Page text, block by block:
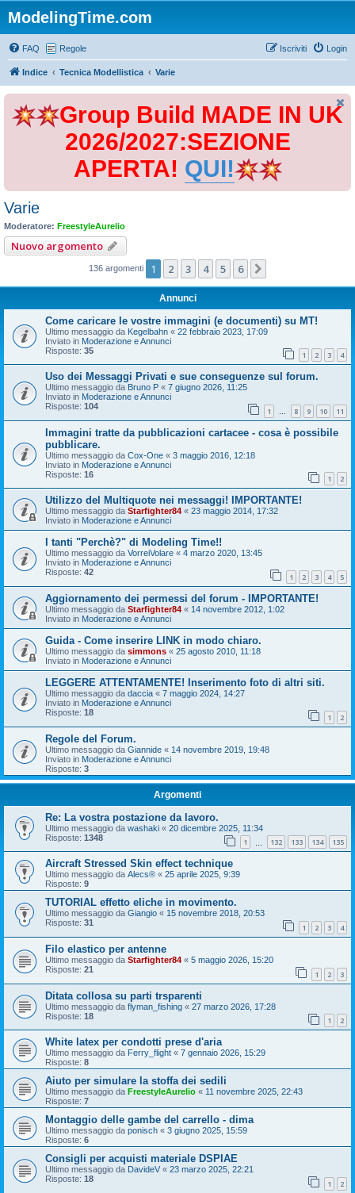
ModelingTime.com
FAQ Regole Login
Iscriviti
Indice Tecnica Modellistica Varie
Group Build MADE IN UK
2026/2027:SEZIONE
APERTA! QUI!
Varie
Moderatore: FreestyleAurelio
Nuovo argomento
136 argomenti 1 2 3 4 5 6
Annunci
Come caricare le vostre immagini (e documenti) su MT!
Ultimo messaggio da Kegelbahn « 22 febbraio 2023, 17:09
Inviato in Moderazione e Annunci
Risposte: 35 1 2 3 4
Uso dei Messaggi Privati e sue conseguenze sul forum.
Ultimo messaggio da Bruno P « 7 giugno 2026, 11:25
Inviato in Moderazione e Annunci
Risposte: 104 1 … 8 9 10 11
Immagini tratte da pubblicazioni cartacee - cosa è possibile
pubblicare.
Ultimo messaggio da Cox-One « 3 maggio 2016, 12:18
Inviato in Moderazione e Annunci
Risposte: 16 1 2
Utilizzo del Multiquote nei messaggi! IMPORTANTE!
Ultimo messaggio da Starfighter84 « 23 maggio 2014, 17:32
Inviato in Moderazione e Annunci
I tanti "Perchè?" di Modeling Time!!
Ultimo messaggio da VorreiVolare « 4 marzo 2020, 13:45
Inviato in Moderazione e Annunci
Risposte: 42 1 2 3 4 5
Aggiornamento dei permessi del forum - IMPORTANTE!
Ultimo messaggio da Starfighter84 « 14 novembre 2012, 1:02
Inviato in Moderazione e Annunci
Guida - Come inserire LINK in modo chiaro.
Ultimo messaggio da simmons « 25 agosto 2010, 11:18
Inviato in Moderazione e Annunci
LEGGERE ATTENTAMENTE! Inserimento foto di altri siti.
Ultimo messaggio da daccia « 7 maggio 2024, 14:27
Inviato in Moderazione e Annunci
Risposte: 18 1 2
Regole del Forum.
Ultimo messaggio da Giannide « 14 novembre 2019, 19:48
Inviato in Moderazione e Annunci
Risposte: 3
Argomenti
Re: La vostra postazione da lavoro.
Ultimo messaggio da washaki « 20 dicembre 2025, 11:34
Risposte: 1348 1 132 133 134 135
Aircraft Stressed Skin effect technique
Ultimo messaggio da Alecs® « 25 aprile 2025, 9:39
Risposte: 9
TUTORIAL effetto eliche in movimento.
Ultimo messaggio da Giangio « 15 novembre 2018, 20:53
Risposte: 31 1 2 3 4
Filo elastico per antenne
Ultimo messaggio da Starfighter84 « 5 maggio 2026, 15:20
Risposte: 21 1 2 3
Ditata collosa su parti trsparenti
Ultimo messaggio da flyman_fishing « 27 marzo 2026, 17:28
Risposte: 18 1 2
White latex per condotti prese d'aria
Ultimo messaggio da Ferry_flight « 7 gennaio 2026, 15:29
Risposte: 8
Aiuto per simulare la stoffa dei sedili
Ultimo messaggio da FreestyleAurelio « 11 novembre 2025, 22:43
Risposte: 7
Montaggio delle gambe del carrello - dima
Ultimo messaggio da ponisch « 3 giugno 2025, 15:59
Risposte: 6
Consigli per acquisti materiale DSPIAE
Ultimo messaggio da DavideV « 23 marzo 2025, 22:21
Risposte: 18 1 2